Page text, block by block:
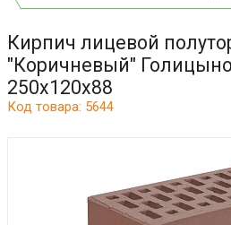
Кирпич лицевой
"Коричневый"
250x120x88
Код товара: 5644